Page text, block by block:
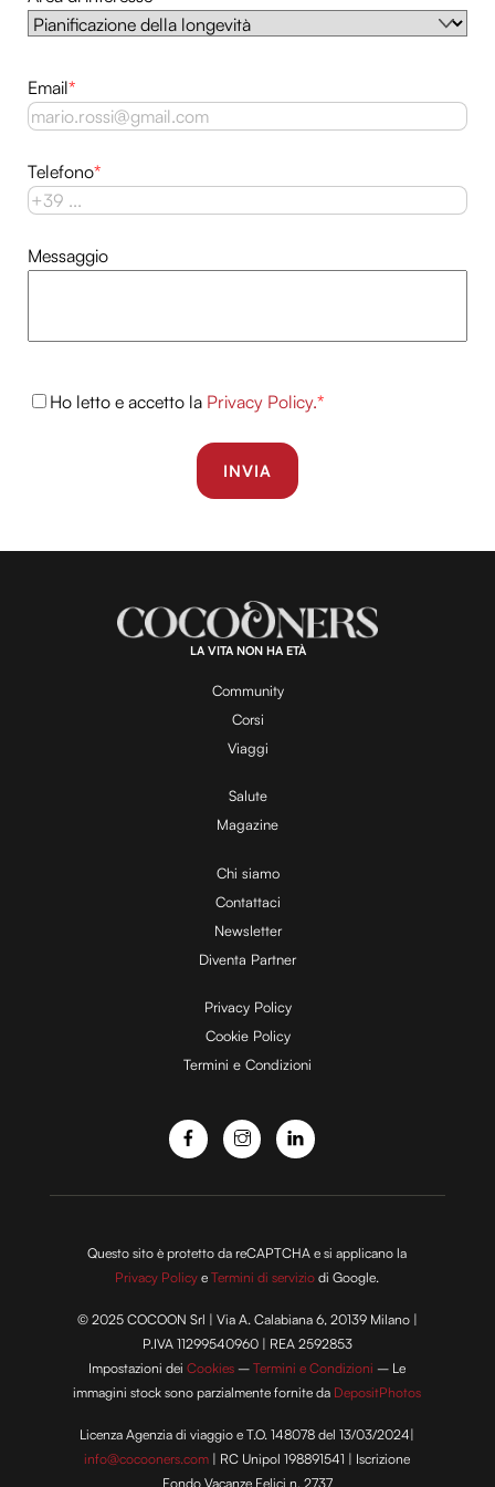
nostri partner che si occupano di analisi dei dati web,
raccolto dal tuo utilizzo dei loro servizi.
Email*
Telefono*
Messaggio
Ho letto e accetto la Privacy Policy.*
LA VITA NON HA ETÀ
Community
Corsi
Viaggi
Salute
Magazine
Chi siamo
Contattaci
Newsletter
Diventa Partner
Privacy Policy
Cookie Policy
Termini e Condizioni
Questo sito è protetto da reCAPTCHA e si applicano la
Privacy Policy eTermini di servizio di Google.
© 2025 COCOON Srl | Via A. Calabiana 6, 20139 Milano |
P.IVA 11299540960 | REA 2592853
Impostazioni deiCookies –Termini e Condizioni – Le
immagini stock sono parzialmente fornite da DepositPhotos
Licenza Agenzia di viaggio e T.O. 148078 del 13/03/2024|
info@cocooners.com | RC Unipol 198891541 | Iscrizione
Fondo Vacanze Felici n. 2737